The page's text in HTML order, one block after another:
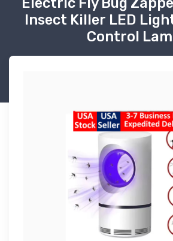
Insect Killer LED
Control